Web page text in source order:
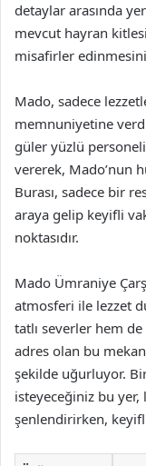
detaylar arasında
mevcut hayran
misafirler
Mado, sadece
memnuniyetine
güler yüzlü
vererek, Mado’nun
Burası, sadece bir
araya gelip keyifli
noktasıdır.
Mado Ümraniye
atmosferi ile lezzet
tatlı severler hem
adres olan bu
şekilde uğurluyor.
isteyeceğiniz bu yer,
şenlendirirken,